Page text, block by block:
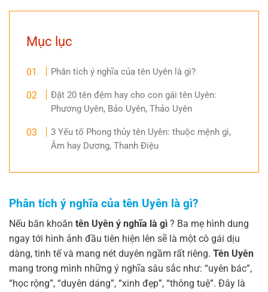
Mục lục
Phân tích ý nghĩa của tên Uyên là gì?
Đặt 20 tên đệm hay cho con gái tên Uyên:
Phương Uyên, Bảo Uyên, Thảo Uyên
3 Yếu tố Phong thủy tên Uyên: thuộc mệnh gì,
Âm hay Dương, Thanh Điệu
Phân tích ý nghĩa của tên Uyên là gì?
Nếu băn khoăn tên Uyên ý nghĩa là gì ? Ba mẹ hình dung
ngay tới hình ảnh đầu tiên hiện lên sẽ là một cô gái dịu
dàng, tinh tế và mang nét duyên ngầm rất riêng. Tên Uyên
mang trong mình những ý nghĩa sâu sắc như: “uyên bác”,
“học rộng”, “duyên dáng”, “xinh đẹp”, “thông tuệ”. Đây là